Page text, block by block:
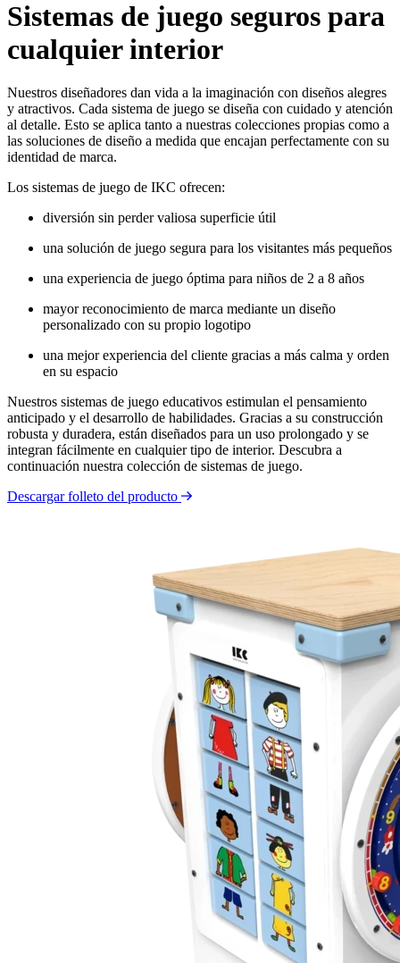
Sistemas de juego seguros para
cualquier interior
Nuestros diseñadores dan vida a la imaginación con diseños alegres
y atractivos. Cada sistema de juego se diseña con cuidado y atención
al detalle. Esto se aplica tanto a nuestras colecciones propias como a
las soluciones de diseño a medida que encajan perfectamente con su
identidad de marca.
Los sistemas de juego de IKC ofrecen:
diversión sin perder valiosa superficie útil
una solución de juego segura para los visitantes más pequeños
una experiencia de juego óptima para niños de 2 a 8 años
mayor reconocimiento de marca mediante un diseño
personalizado con su propio logotipo
una mejor experiencia del cliente gracias a más calma y orden
en su espacio
Nuestros sistemas de juego educativos estimulan el pensamiento
anticipado y el desarrollo de habilidades. Gracias a su construcción
robusta y duradera, están diseñados para un uso prolongado y se
integran fácilmente en cualquier tipo de interior. Descubra a
continuación nuestra colección de sistemas de juego.
Descargar folleto del producto